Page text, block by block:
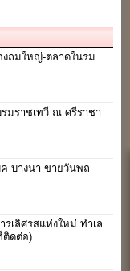
งถมใหญ่-ตลาดในร่ม
มราชเทวี ณ ศรีราชา
ค บางนา ขายวันพถ
เลิศรสแห่งใหม่ ทำเล
ติดต่อ)